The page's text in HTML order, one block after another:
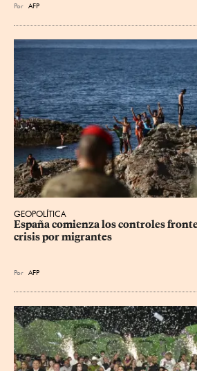
Por AFP
GEOPOLÍTICA
España comienza los controles
crisis por migrantes
Por AFP